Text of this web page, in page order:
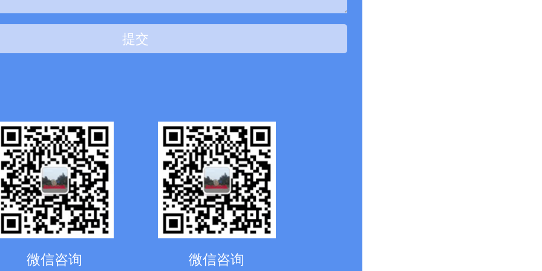
提交
微信咨询 微信咨询